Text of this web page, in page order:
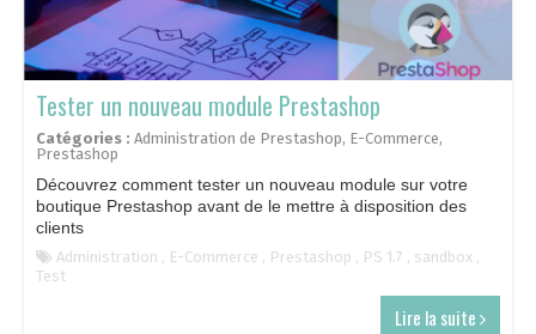
Tester un nouveau module Prestashop
Catégories : Administration de Prestashop, E-Commerce,
Prestashop
Découvrez comment tester un nouveau module sur votre
boutique Prestashop avant de le mettre à disposition des
clients
Administration , E-Commerce , Prestashop , PS 1.7 , sandbox ,
Test
Lire la suite